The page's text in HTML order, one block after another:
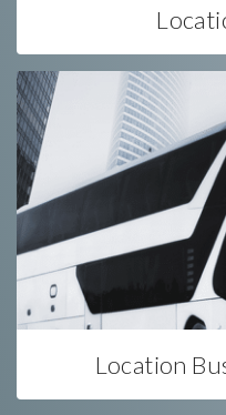
Location